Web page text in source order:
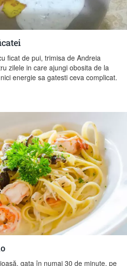
ficat de pui, trimisa de Andreia
zilele in care ajungi obosita de la
energie sa gatesti ceva complicat.
gata în numai 30 de minute, pe